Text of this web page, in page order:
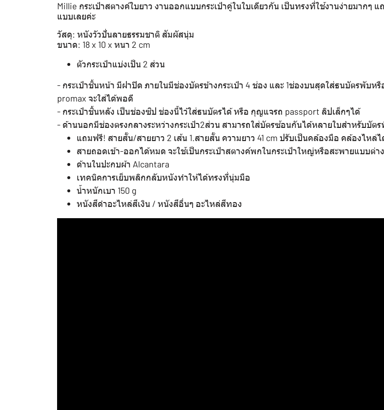
Millie กระเป๋าสตางค์ใบยาว งานออกแบบกระเป๋าคู่ในใบเดียวกัน เป็นทรงที่ใช้งานง่ายมากๆ
แบบเลยค่ะ
วัสดุ: หนังวัวปั่นลายธรรมชาติ สัมผัสนุ่ม
ขนาด: 18 x 10 x หนา 2 cm
ตัวกระเป๋าแบ่งเป็น 2 ส่วน
- กระเป๋าชิ้นหน้า มีฝาปิด ภายในมีช่องบัตรข้างกระเป๋า 4 ช่อง และ 1ช่องบนสุดใส่ธนบัตรพับ
promax จะใส่ได้พอดี
- กระเป๋าชิ้นหลัง เป็นช่องซิป ช่องนี้ไว้ใส่ธนบัตรได้ หรือ กุญแจรถ passport ลิปเล็กๆได้
- ด้านนอกมีช่องตรงกลางระหว่างกระเป๋า2ส่วน สามารถใส่บัตรซ้อนกันได้หลายใบสำหรับบัต
แถมฟรี! สายสั้น/สายยาว 2 เส้น 1.สายสั้น ความยาว 41 cm ปรับเป็นคล้องมือ คล้องไหล่ไ
สายถอดเข้า-ออกได้หมด จะใช้เป็นกระเป๋าสตางค์พกในกระเป๋าใหญ่หรือสะพายแบบต่า
ด้านในปะกบผ้า Alcantara
เทคนิคการเย็บพลิกกลับหนังทำให้ได้ทรงที่นุ่มมือ
น้ำหนักเบา 150 g
หนังสีดำอะไหล่สีเงิน / หนังสีอื่นๆ อะไหล่สีทอง